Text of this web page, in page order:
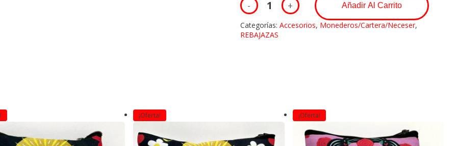
Añadir Al Carrito
Categorías: Accesorios, Monederos/Cartera/Neceser,
REBAJAZAS
¡Oferta! ¡Oferta!